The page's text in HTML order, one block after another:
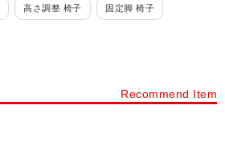
高さ調整 椅子 固定脚 椅子
工具保管庫Recommend Item